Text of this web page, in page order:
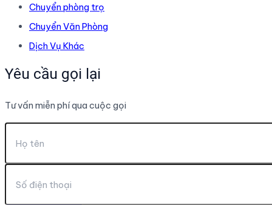
Tín,
Hùng
Vương
Chuyển phòng trọ
Chuyển Văn Phòng
Dịch Vụ Khác
Yêu cầu gọi lại
Tư vấn miễn phí qua cuộc gọi